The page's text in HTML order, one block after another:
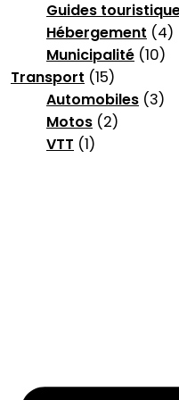
Guides
Hébergement (4)
Municipalité (10)
Transport (15)
Automobiles (3)
Motos (2)
VTT (1)